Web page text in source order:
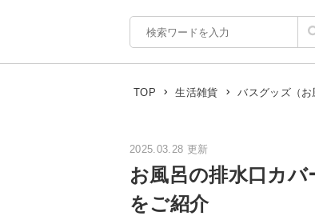
TOP 生活雑貨 バスグッズ（お
2025.03.28 更新
お風呂の排水口カ
をご紹介